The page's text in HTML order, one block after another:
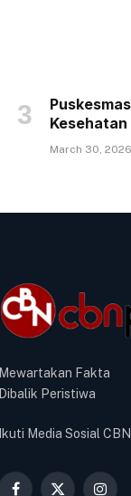
March 30, 2026
Mewartakan Fakta
Dibalik Peristiwa
Ikuti Media Sosial